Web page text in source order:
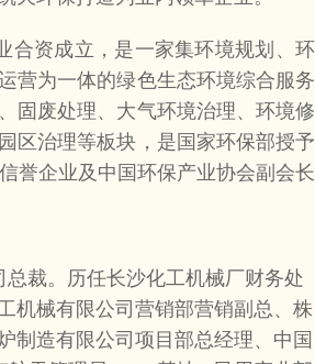
合资成立，是一家集环境规划、环
营为一体的绿色生态环境综合服务
固废处理、大气环境治理、环境修
区治理等板块，是国家环保部授予
誉企业及中国环保产业协会副会长
裁。历任长沙化工机械厂财务处
机械有限公司营销部营销副总、株
制造有限公司项目部总经理、中国